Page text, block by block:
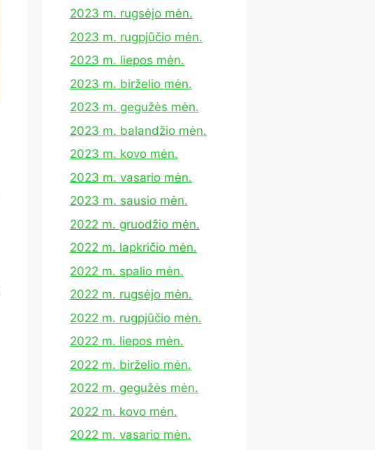
2023 m. rugsėjo mėn.
2023 m. rugpjūčio mėn.
2023 m. liepos mėn.
2023 m. birželio mėn.
2023 m. gegužės mėn.
2023 m. balandžio mėn.
2023 m. kovo mėn.
2023 m. vasario mėn.
2023 m. sausio mėn.
2022 m. gruodžio mėn.
2022 m. lapkričio mėn.
2022 m. spalio mėn.
2022 m. rugsėjo mėn.
2022 m. rugpjūčio mėn.
2022 m. liepos mėn.
2022 m. birželio mėn.
2022 m. gegužės mėn.
2022 m. kovo mėn.
2022 m. vasario mėn.